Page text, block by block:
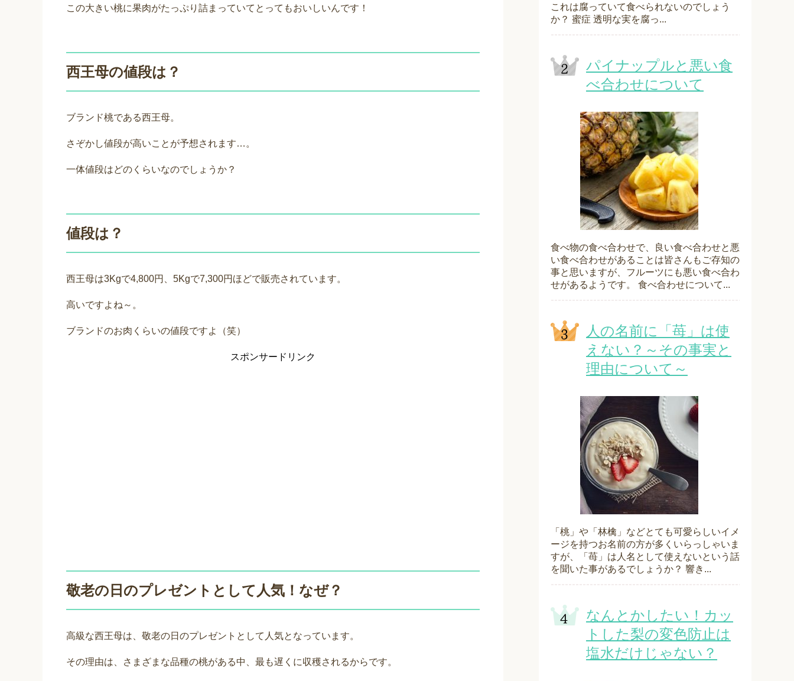
この大きい桃に果肉がたっぷり詰まっていてとってもおいしいんです！
西王母の値段は？
ブランド桃である西王母。
さぞかし値段が高いことが予想されます…。
一体値段はどのくらいなのでしょうか？
値段は？
西王母は3Kgで4,800円、5Kgで7,300円ほどで販売されています。
高いですよね～。
ブランドのお肉くらいの値段ですよ（笑）
スポンサードリンク
敬老の日のプレゼントとして人気！なぜ？
高級な西王母は、敬老の日のプレゼントとして人気となっています。
その理由は、さまざまな品種の桃がある中、最も遅くに収穫されるからです。
これは腐っていて食べられないのでしょう
か？ 蜜症 透明な実を腐っ...
パイナップルと悪い食
べ合わせについて
食べ物の食べ合わせで、良い食べ合わせと悪
い食べ合わせがあることは皆さんもご存知の
事と思いますが、フルーツにも悪い食べ合わ
せがあるようです。 食べ合わせについて...
人の名前に「苺」は使
えない？～その事実と
理由について～
「桃」や「林檎」などとても可愛らしいイメ
ージを持つお名前の方が多くいらっしゃいま
すが、「苺」は人名として使えないという話
を聞いた事があるでしょうか？ 響き...
なんとかしたい！カッ
トした梨の変色防止は
塩水だけじゃない？